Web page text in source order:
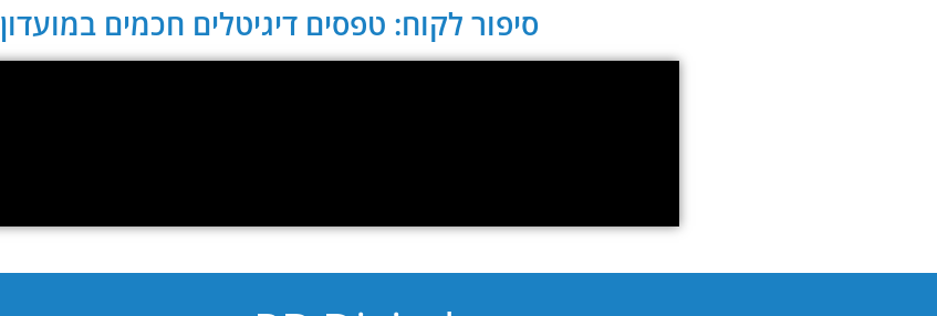
סיפור לקוח: טפסים דיגיטלים חכמים במועדון CLUB 365: